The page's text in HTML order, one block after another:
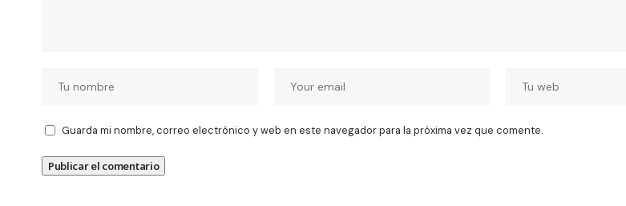
Guarda mi nombre, correo electrónico y web en este navegador para la próxima vez que comente.